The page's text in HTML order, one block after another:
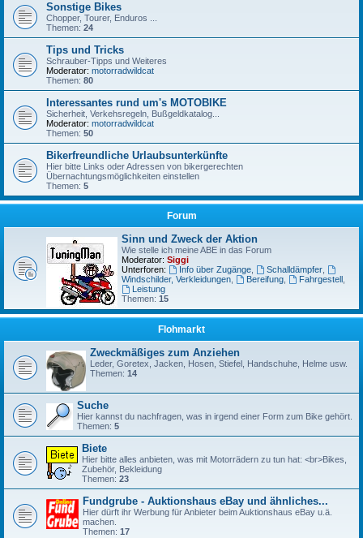
Sonstige Bikes
Chopper, Tourer, Enduros ...
Themen: 24
Tips und Tricks
Schrauber-Tipps und Weiteres
Moderator: motorradwildcat
Themen: 80
Interessantes rund um's MOTOBIKE
Sicherheit, Verkehsregeln, Bußgeldkatalog...
Moderator: motorradwildcat
Themen: 50
Bikerfreundliche Urlaubsunterkünfte
Hier bitte Links oder Adressen von bikergerechten
Übernachtungsmöglichkeiten einstellen
Themen: 5
Forum
Sinn und Zweck der Aktion
Wie stelle ich meine ABE in das Forum
Moderator: Siggi
Unterforen:
Info über Zugänge, Schalldämpfer,
Windschilder, Verkleidungen
Bereifung, Fahrgestell,
Leistung
Themen: 15
Flohmarkt
Zweckmäßiges zum Anziehen
Leder, Goretex, Jacken, Hosen, Stiefel, Handschuhe, Helme usw.
Themen: 14
Suche
Hier kannst du nachfragen, was in irgend einer Form zum Bike gehört.
Themen: 5
Biete
Hier bitte alles anbieten, was mit Motorrädern zu tun hat: <br>Bikes,
Zubehör, Bekleidung
Themen: 23
Fundgrube - Auktionshaus eBay und ähnliches...
Hier dürft ihr Werbung für Anbieter beim Auktionshaus eBay u.ä.
machen.
Themen: 17